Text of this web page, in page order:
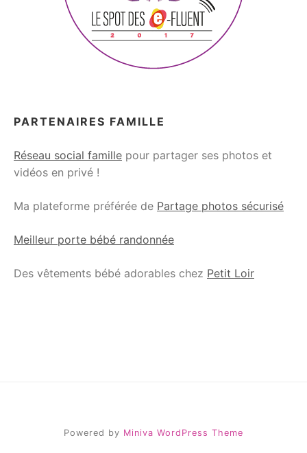
PARTENAIRES FAMILLE
Réseau social famille pour partager ses photos et
vidéos en privé !
Ma plateforme préférée de Partage photos sécurisé
Meilleur porte bébé randonnée
Des vêtements bébé adorables chez Petit Loir
Powered by Miniva WordPress Theme